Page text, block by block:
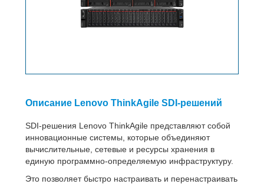
Описание Lenovo ThinkAgile SDI-решений
SDI-решения Lenovo ThinkAgile представляют собой
инновационные системы, которые объединяют
вычислительные, сетевые и ресурсы хранения в
единую программно-определяемую инфраструктуру.
Это позволяет быстро настраивать и перенастраивать